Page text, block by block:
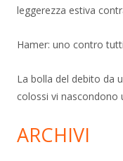
leggerezza estiva
Hamer: uno contro
La bolla del debito da
colossi vi nascondono
ARCHIVI